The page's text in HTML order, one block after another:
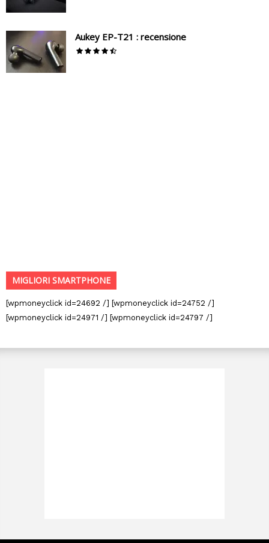
Aukey EP-T21 : recensione
MIGLIORI SMARTPHONE
[wpmoneyclick id=24692 /] [wpmoneyclick id=24752 /]
[wpmoneyclick id=24971 /] [wpmoneyclick id=24797 /]